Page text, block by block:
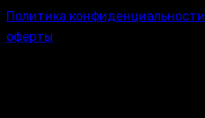
Политика конфиденциальности
оферты